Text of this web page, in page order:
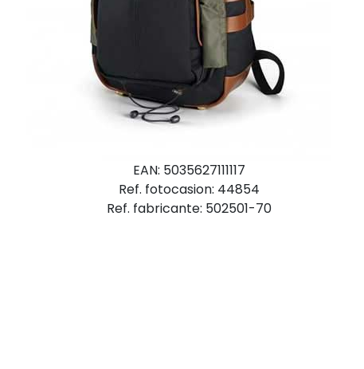
EAN: 5035627111117
Ref. fotocasion: 44854
Ref. fabricante: 502501-70